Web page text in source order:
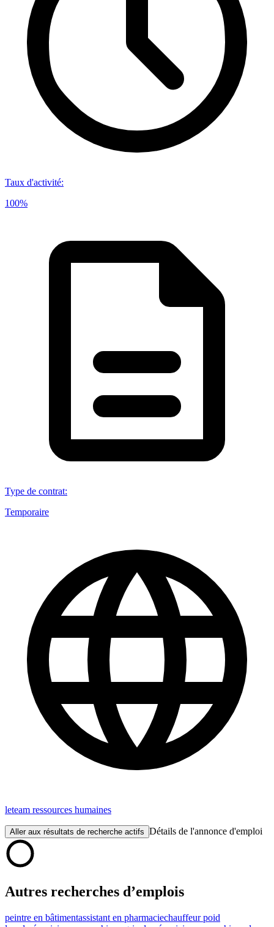
Taux d'activité:
100%
Type de contrat:
Temporaire
leteam ressources humaines
Aller aux résultats de recherche actifs Détails de l'annonce d'emploi
Autres recherches d’emplois
peintre en bâtimentassistant en pharmaciechauffeur poid